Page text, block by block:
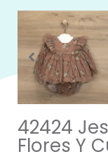
42424
Flores Y